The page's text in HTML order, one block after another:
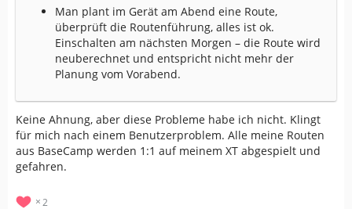
Man plant im Gerät am Abend eine Route,
überprüft die Routenführung, alles ist ok.
Einschalten am nächsten Morgen – die Route wird
neuberechnet und entspricht nicht mehr der
Planung vom Vorabend.
Keine Ahnung, aber diese Probleme habe ich nicht. Klingt
für mich nach einem Benutzerproblem. Alle meine Routen
aus BaseCamp werden 1:1 auf meinem XT abgespielt und
gefahren.
2